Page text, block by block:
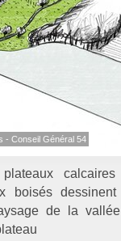
- Conseil Général 54
boisés
de la